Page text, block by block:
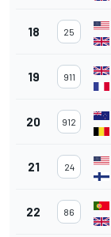
18 25
19 911
20 912
21 24
22 86